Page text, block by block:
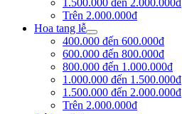
Trên 2.000.000đ
Hoa tang lễ
400.000 đến 600.000đ
600.000 đến 800.000đ
800.000 đến 1.000.000đ
1.000.000 đến 1.500.000đ
1.500.000 đến 2.000.000đ
Trên 2.000.000đ